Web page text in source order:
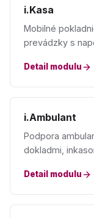
i.Kasa
Mobilné
prevádzky s
Detail modulu
i.Ambulant
Podpora
dokladmi,
Detail modulu